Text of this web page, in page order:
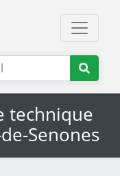
technique
Senones